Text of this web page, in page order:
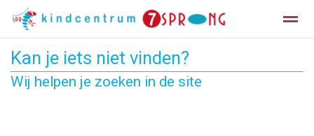
Informatiegids Vakantierooster
Kan je iets niet vinden?
Wij helpen je zoeken in de site